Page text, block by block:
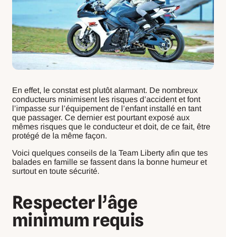
En effet, le constat est plutôt alarmant. De nombreux
conducteurs minimisent les risques d’accident et font
l’impasse sur l’équipement de l’enfant installé en tant
que passager. Ce dernier est pourtant exposé aux
mêmes risques que le conducteur et doit, de ce fait, être
protégé de la même façon.
Voici quelques conseils de la Team Liberty afin que tes
balades en famille se fassent dans la bonne humeur et
surtout en toute sécurité.
Respecter l’âge
minimum requis